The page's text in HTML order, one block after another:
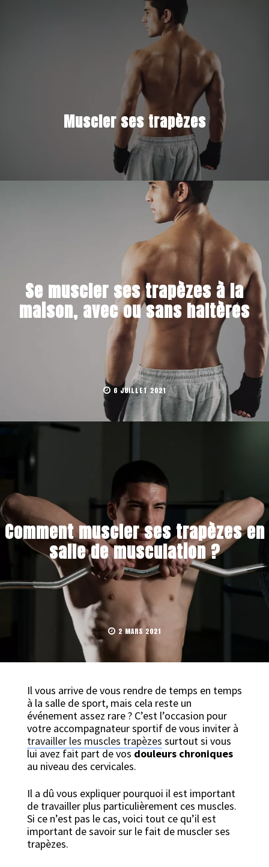
Muscler ses trapèzes
Se muscler ses trapèzes à la
maison, avec ou sans haltères
6 JUILLET 2021
Comment muscler ses trapèzes en
salle de musculation ?
2 MARS 2021
Il vous arrive de vous rendre de temps en temps
à la salle de sport, mais cela reste un
événement assez rare ? C’est l’occasion pour
votre accompagnateur sportif de vous inviter à
travailler les muscles trapèzes surtout si vous
lui avez fait part de vos douleurs chroniques
au niveau des cervicales.
Il a dû vous expliquer pourquoi il est important
de travailler plus particulièrement ces muscles.
Si ce n’est pas le cas, voici tout ce qu’il est
important de savoir sur le fait de muscler ses
trapèzes.